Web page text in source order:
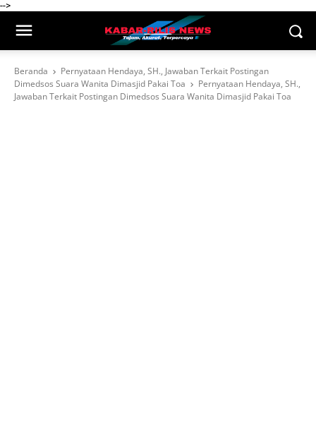
-->
Beranda
Pernyataan Hendaya, SH., Jawaban Terkait Postingan
Dimedsos Suara Wanita Dimasjid Pakai Toa
Pernyataan Hendaya, SH.,
Jawaban Terkait Postingan Dimedsos Suara Wanita Dimasjid Pakai Toa